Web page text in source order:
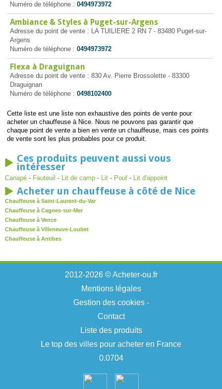
Numéro de téléphone : 0494973972
Ambiance & Styles à Puget-sur-Argens
Adresse du point de vente : LA TUILIERE 2 RN 7 - 83480 Puget-sur-
Argens
Numéro de téléphone : 0494973972
Flexa à Draguignan
Adresse du point de vente : 830 Av. Pierre Brossolette - 83300
Draguignan
Numéro de téléphone : 0498102400
Cette liste est une liste non exhaustive des points de vente pour
acheter un chauffeuse à Nice. Nous ne pouvons pas garantir que
chaque point de vente a bien en vente un chauffeuse, mais ces points
de vente sont les plus probables pour ce produit.
Ces produits peuvent aussi vous
intéresser
Canapé - Fauteuil - Lit de camp - Lit - Pouf - Lit d'appoint
Acheter un chauffeuse à côté de Nice
Chauffeuse à Saint-Laurent-du-Var
Chauffeuse à Cagnes-sur-Mer
Chauffeuse à Vence
Chauffeuse à Villeneuve-Loubet
Chauffeuse à Antibes
2012-2026 © Acheter-ou.fr
Mentions légales
Gestion des cookies-
Contact
Liste des produits
Le top des villes pour acheter en France
0.0704